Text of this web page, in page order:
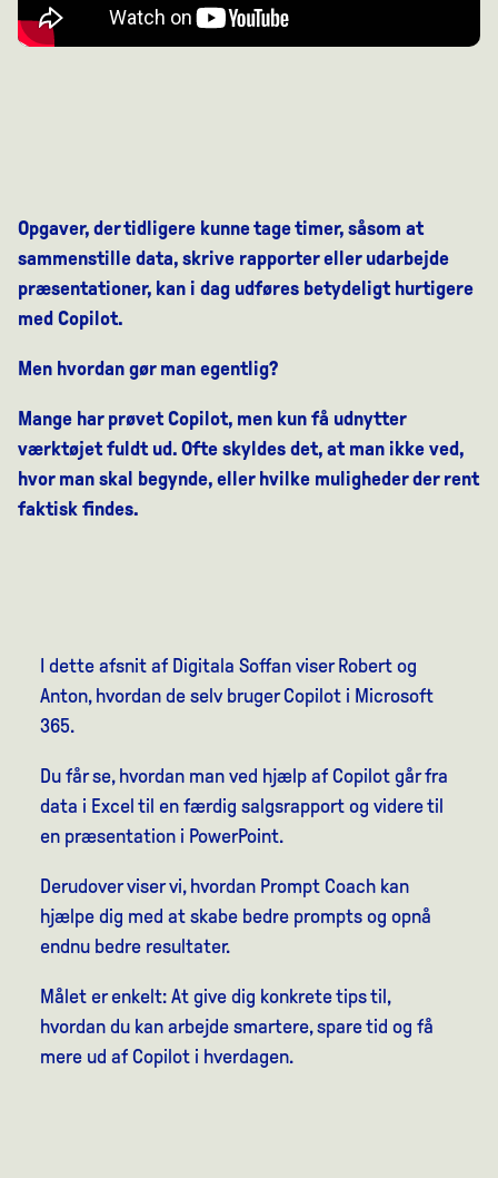
Opgaver, der tidligere kunne tage timer, såsom at
sammenstille data, skrive rapporter eller udarbejde
præsentationer, kan i dag udføres betydeligt hurtigere
med Copilot.
Men hvordan gør man egentlig?
Mange har prøvet Copilot, men kun få udnytter
værktøjet fuldt ud. Ofte skyldes det, at man ikke ved,
hvor man skal begynde, eller hvilke muligheder der rent
faktisk findes.
I dette afsnit af Digitala Soffan viser Robert og
Anton, hvordan de selv bruger Copilot i Microsoft
365.
Du får se, hvordan man ved hjælp af Copilot går fra
data i Excel til en færdig salgsrapport og videre til
en præsentation i PowerPoint.
Derudover viser vi, hvordan Prompt Coach kan
hjælpe dig med at skabe bedre prompts og opnå
endnu bedre resultater.
Målet er enkelt: At give dig konkrete tips til,
hvordan du kan arbejde smartere, spare tid og få
mere ud af Copilot i hverdagen.